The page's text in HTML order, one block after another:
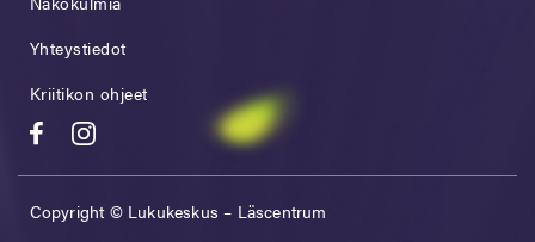
Yhteystiedot
Kriitikon ohjeet
Copyright © Lukukeskus – Läscentrum